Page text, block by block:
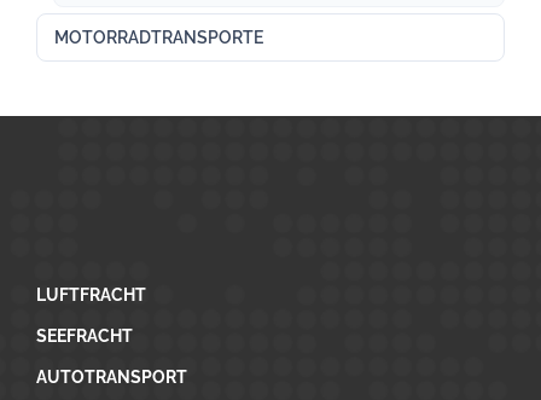
MOTORRADTRANSPORTE
LUFTFRACHT
SEEFRACHT
AUTOTRANSPORT